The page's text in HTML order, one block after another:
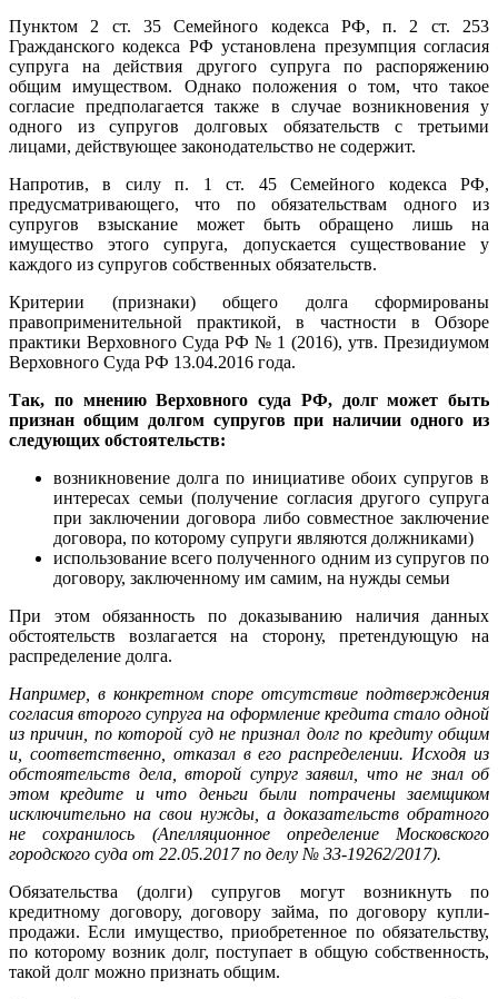
Пунктом 2 ст. 35 Семейного кодекса РФ, п. 2 ст. 253
Гражданского кодекса РФ установлена презумпция согласия
супруга на действия другого супруга по распоряжению
общим имуществом. Однако положения о том, что такое
согласие предполагается также в случае возникновения у
одного из супругов долговых обязательств с третьими
лицами, действующее законодательство не содержит.
Напротив, в силу п. 1 ст. 45 Семейного кодекса РФ,
предусматривающего, что по обязательствам одного из
супругов взыскание может быть обращено лишь на
имущество этого супруга, допускается существование у
каждого из супругов собственных обязательств.
Критерии (признаки) общего долга сформированы
правоприменительной практикой, в частности в Обзоре
практики Верховного Суда РФ № 1 (2016), утв. Президиумом
Верховного Суда РФ 13.04.2016 года.
Так, по мнению Верховного суда РФ, долг может быть
признан общим долгом супругов при наличии одного из
следующих обстоятельств:
возникновение долга по инициативе обоих супругов в
интересах семьи (получение согласия другого супруга
при заключении договора либо совместное заключение
договора, по которому супруги являются должниками)
использование всего полученного одним из супругов по
договору, заключенному им самим, на нужды семьи
При этом обязанность по доказыванию наличия данных
обстоятельств возлагается на сторону, претендующую на
распределение долга.
Например, в конкретном споре отсутствие подтверждения
согласия второго супруга на оформление кредита стало одной
из причин, по которой суд не признал долг по кредиту общим
и, соответственно, отказал в его распределении. Исходя из
обстоятельств дела, второй супруг заявил, что не знал об
этом кредите и что деньги были потрачены заемщиком
исключительно на свои нужды, а доказательств обратного
не сохранилось (Апелляционное определение Московского
городского суда от 22.05.2017 по делу № 33-19262/2017).
Обязательства (долги) супругов могут возникнуть по
кредитному договору, договору займа, по договору купли-
продажи. Если имущество, приобретенное по обязательству,
по которому возник долг, поступает в общую собственность,
такой долг можно признать общим.